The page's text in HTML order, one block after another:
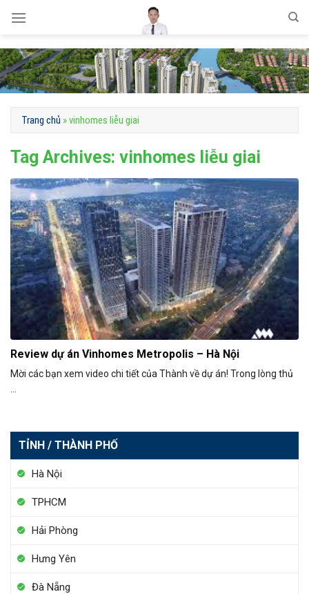
Trang chủ »vinhomes liễu giai
TỈNH / THÀNH PHỐ
Hà Nội
TPHCM
Hải Phòng
Hưng Yên
Đà Nẵng
Tag Archives: vinhomes liễu giai
Review dự án Vinhomes Metropolis – Hà Nội
Mời các bạn xem video chi tiết của Thành về dự án! Trong lòng thủ
...